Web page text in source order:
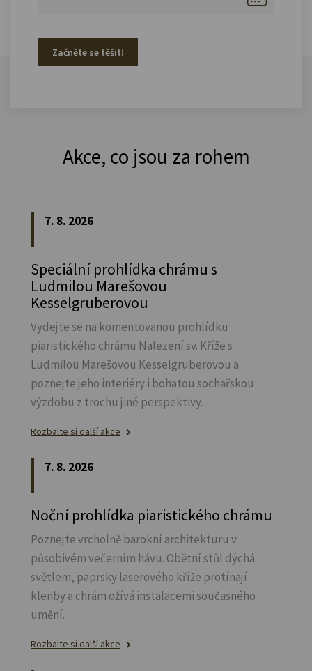
Začněte se těšit!
Akce, co jsou za rohem
7. 8. 2026
Speciální prohlídka chrámu s
Ludmilou Marešovou
Kesselgruberovou
Vydejte se na komentovanou prohlídku
piaristického chrámu Nalezení sv. Kříže s
Ludmilou Marešovou Kesselgruberovou a
poznejte jeho interiéry i bohatou sochařskou
výzdobu z trochu jiné perspektivy.
Rozbalte si další akce
7. 8. 2026
Noční prohlídka piaristického chrámu
Poznejte vrcholně barokní architekturu v
působivém večerním hávu. Obětní stůl dýchá
světlem, paprsky laserového kříže protínají
klenby a chrám ožívá instalacemi současného
umění.
Rozbalte si další akce